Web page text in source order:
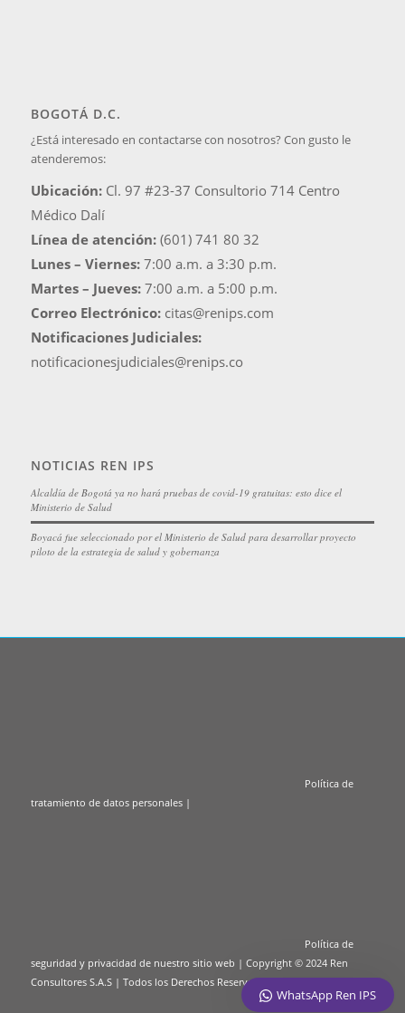
BOGOTÁ D.C.
atenderemos:
Ubicación:
Médico Dalí
Línea de atención:(601) 741 80 32
Lunes – Viernes: 7:00 a.m. a 3:30 p.m.
Martes – Jueves:7:00 a.m. a 5:00 p.m.
Correo Electrónico:citas@renips.com
Notificaciones Judiciales:
NOTICIAS REN IPS
Alcaldía de Bogotá ya no hará pruebas de covid-19 gratuitas: esto dice el
Ministerio de Salud
WhatsApp Ren IPS